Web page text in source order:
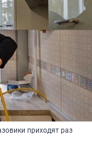
приходят раз